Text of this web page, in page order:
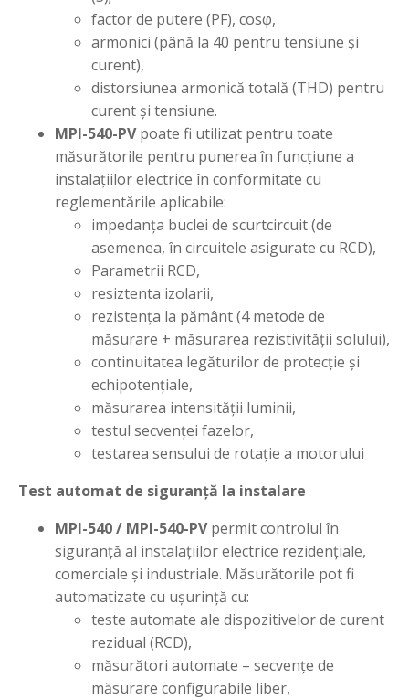
factor de putere (PF), cosφ,
armonici (până la 40 pentru tensiune și
curent),
distorsiunea armonică totală (THD) pentru
curent și tensiune.
MPI-540-PVpoate fi utilizat pentru toate
măsurătorile pentru punerea în funcțiune a
instalațiilor electrice în conformitate cu
reglementările aplicabile:
impedanța buclei de scurtcircuit (de
asemenea, în circuitele asigurate cu RCD),
Parametrii RCD,
resiztenta izolarii,
rezistența la pământ (4 metode de
măsurare + măsurarea rezistivității solului),
continuitatea legăturilor de protecție și
echipotențiale,
măsurarea intensității luminii,
testul secvenței fazelor,
testarea sensului de rotație a motorului
Test automat de siguranță la instalare
MPI-540 / MPI-540-PVpermit controlul în
siguranță al instalațiilor electrice rezidențiale,
comerciale și industriale. Măsurătorile pot fi
automatizate cu ușurință cu:
teste automate ale dispozitivelor de curent
rezidual (RCD),
măsurători automate – secvențe de
măsurare configurabile liber,